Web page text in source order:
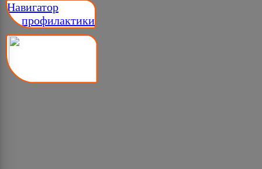
Навигатор
__ профилактики